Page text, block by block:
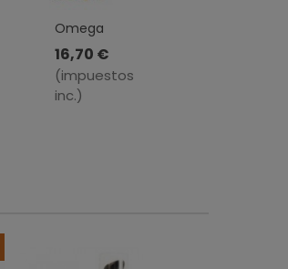
Omega
3-6-9 ·
Ometrix
·
Novadiet
16,70 €
(impuestos
inc.)